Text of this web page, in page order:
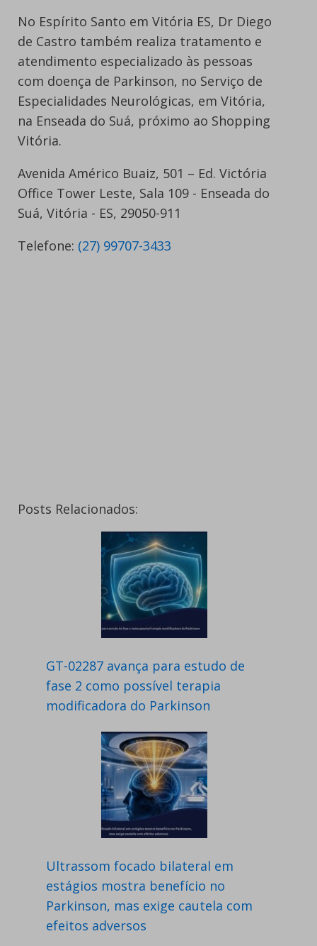
No Espírito Santo em Vitória ES, Dr Diego
de Castro também realiza tratamento e
atendimento especializado às pessoas
com doença de Parkinson, no Serviço de
Especialidades Neurológicas, em Vitória,
na Enseada do Suá, próximo ao Shopping
Vitória.
Avenida Américo Buaiz, 501 – Ed. Victória
Office Tower Leste, Sala 109 - Enseada do
Suá, Vitória - ES, 29050-911
Telefone: (27) 99707-3433
Posts Relacionados:
GT-02287 avança para estudo de
fase 2 como possível terapia
modificadora do Parkinson
Ultrassom focado bilateral em
estágios mostra benefício no
Parkinson, mas exige cautela com
efeitos adversos